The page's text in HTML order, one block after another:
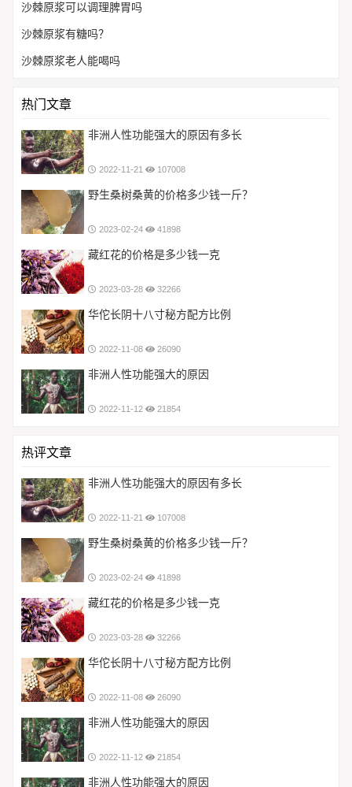
沙棘原浆可以调理脾胃吗
沙棘原浆有糖吗？
沙棘原浆老人能喝吗
热门文章
非洲人性功能强大的原因有多长
2022-11-21 107008
野生桑树桑黄的价格多少钱一斤？
2023-02-24 41898
藏红花的价格是多少钱一克
2023-03-28 32266
华佗长阴十八寸秘方配方比例
2022-11-08 26090
非洲人性功能强大的原因
2022-11-12 21854
热评文章
非洲人性功能强大的原因有多长
2022-11-21 107008
野生桑树桑黄的价格多少钱一斤？
2023-02-24 41898
藏红花的价格是多少钱一克
2023-03-28 32266
华佗长阴十八寸秘方配方比例
2022-11-08 26090
非洲人性功能强大的原因
2022-11-12 21854
非洲人性功能强大的原因